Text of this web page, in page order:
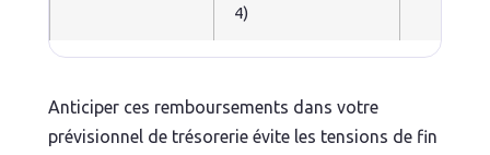
4)
Anticiper ces remboursements dans votre
prévisionnel de trésorerie évite les tensions de fin